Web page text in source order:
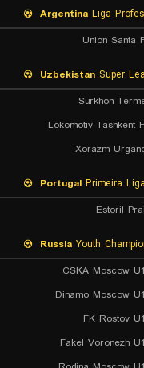
Argentina Liga
Union Santa
Uzbekistan Super
Surkhon
Lokomotiv Tashkent
Xorazm
Portugal Primeira Liga
Estoril
Russia Youth
CSKA Moscow
Dinamo Moscow
FK Rostov
Fakel Voronezh